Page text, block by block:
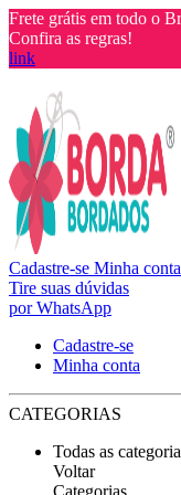
Frete grátis em todo o
Confira as regras!
link
Cadastre-se Minha conta
Tire suas dúvidas
por WhatsApp
Cadastre-se
Minha conta
CATEGORIAS
Todas as
Voltar
Categorias